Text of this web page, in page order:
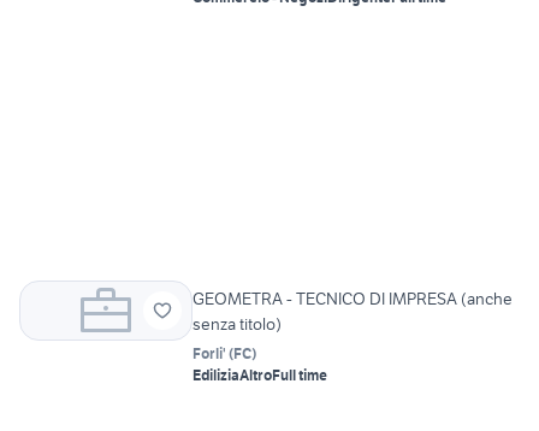
GEOMETRA - TECNICO DI IMPRESA (anche
senza titolo)
Forli' (FC)
EdiliziaAltroFull time